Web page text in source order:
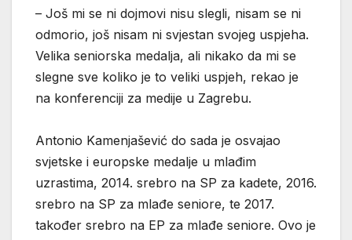
– Još mi se ni dojmovi nisu slegli, nisam se ni
odmorio, još nisam ni svjestan svojeg uspjeha.
Velika seniorska medalja, ali nikako da mi se
slegne sve koliko je to veliki uspjeh, rekao je
na konferenciji za medije u Zagrebu.
Antonio Kamenjašević do sada je osvajao
svjetske i europske medalje u mlađim
uzrastima, 2014. srebro na SP za kadete, 2016.
srebro na SP za mlađe seniore, te 2017.
također srebro na EP za mlađe seniore. Ovo je